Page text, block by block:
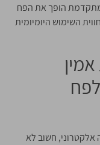
מתקדמת הופך את הפח
השימוש היומיומית
אלקטרוני, חשוב לא